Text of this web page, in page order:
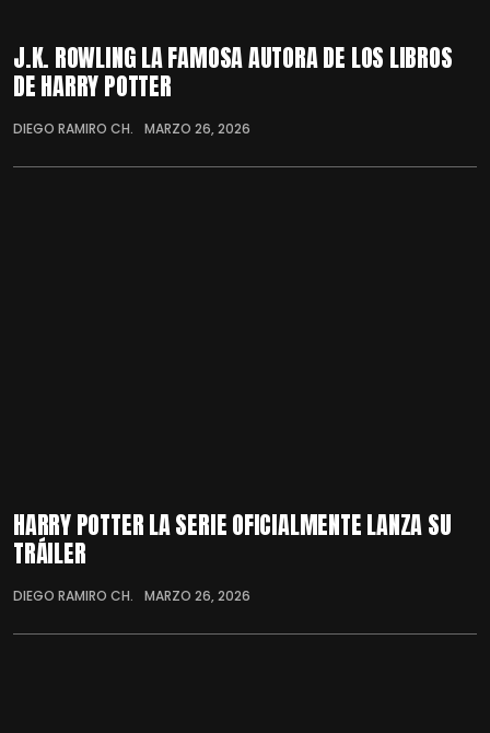
J.K. ROWLING LA FAMOSA AUTORA DE LOS LIBROS
DE HARRY POTTER
DIEGO RAMIRO CH. MARZO 26, 2026
HARRY POTTER LA SERIE OFICIALMENTE LANZA SU
TRÁILER
DIEGO RAMIRO CH. MARZO 26, 2026